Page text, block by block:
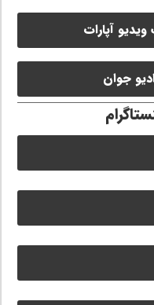
آپارات
جوان